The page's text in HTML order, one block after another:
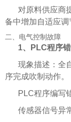
对原料供应商
备中增加自适应调
二、电气控制故障
1、PLC程序
现象描述：全
序完成吹制动作。
PLC程序编写
传感器信号异